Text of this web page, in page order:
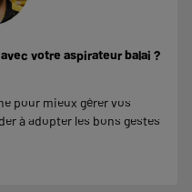
votre aspirateur balai ?
pour mieux gérer vos
à adopter les bons gestes